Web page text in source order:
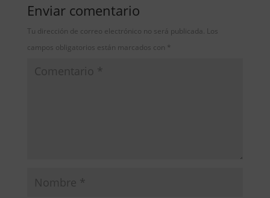
Enviar comentario
Tu dirección de correo electrónico no será publicada. Los
campos obligatorios están marcados con *